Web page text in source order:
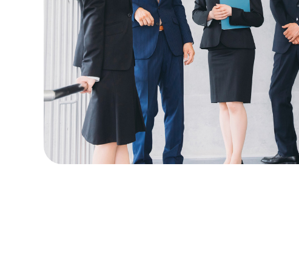
2025.06.21
2025.01.23
2025.01.10
2024.12.17
2024.11.14
2024.10.25